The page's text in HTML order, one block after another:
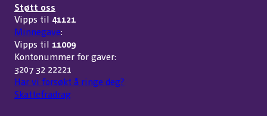
Støtt oss
Vipps til 41121
Minnegave:
Vipps til 11009
Kontonummer for gaver:
3207 32 22221
Har vi forsøkt å ringe deg?
Skattefradrag